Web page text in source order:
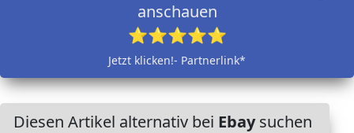
anschauen
⭐⭐⭐⭐⭐
Jetzt klicken!- Partnerlink*
Diesen Artikel alternativ bei Ebaysuchen